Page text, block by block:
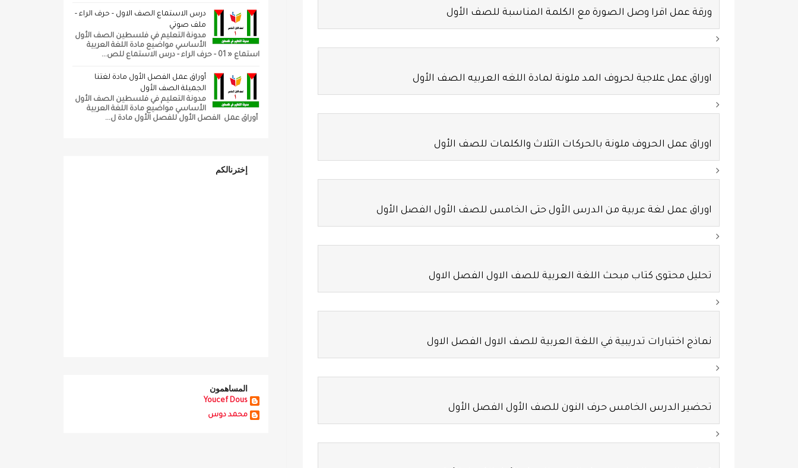
ورقة عمل اقرا وصل الصورة مع الكلمة المناسبة للصف الأول
اوراق عمل علاجية لحروف المد ملونة لمادة اللغه العربيه الصف الأول
اوراق عمل الحروف ملونة بالحركات الثلاث والكلمات للصف الأول
اوراق عمل لغة عربية من الدرس الأول حتى الخامس للصف الأول الفصل الأول
تحليل محتوى كتاب مبحث اللغة العربية للصف الاول الفصل الاول
نماذج اختبارات تدريبية في اللغة العربية للصف الاول الفصل الاول
تحضير الدرس الخامس حرف النون للصف الأول الفصل الأول
درس الاستماع الصف الاول - حرف الراء -
ملف صوتي
مدونة التعليم في فلسطين الصف الأول
الأساسي مواضيع مادة اللغة العربية
استماع « 01 - حرف الراء - درس الاستماع للص...
أوراق عمل الفصل الأول مادة لغتنا
الجميلة الصف الأول
مدونة التعليم في فلسطين الصف الأول
الأساسي مواضيع مادة اللغة العربية
أوراق عمل الفصل الأول للفصل الأول مادة ل...
إخترنالكم
المساهمون
Youcef Dous
محمد دوس